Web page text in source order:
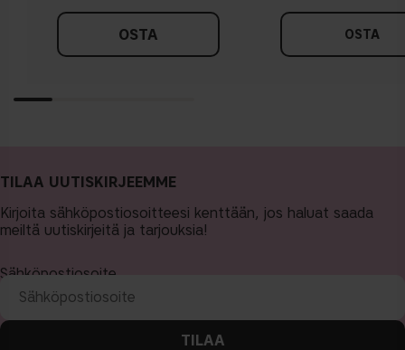
OSTA OSTA
TILAA UUTISKIRJEEMME
Kirjoita sähköpostiosoitteesi kenttään, jos haluat saada
meiltä uutiskirjeitä ja tarjouksia!
Sähköpostiosoite
TILAA